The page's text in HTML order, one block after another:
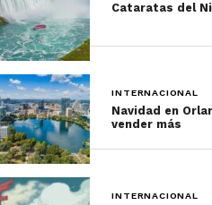
Cataratas del
INTERNACIONAL
Navidad en
vender más
INTERNACIONAL